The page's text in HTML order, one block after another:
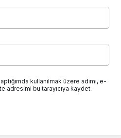
kullanılmak üzere adımı, e-
adresimi bu tarayıcıya kaydet.